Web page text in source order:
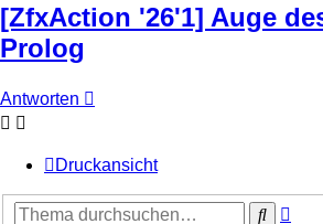
[ZfxAction '26'1] Auge
Prolog
Antworten
Druckansicht
Suche